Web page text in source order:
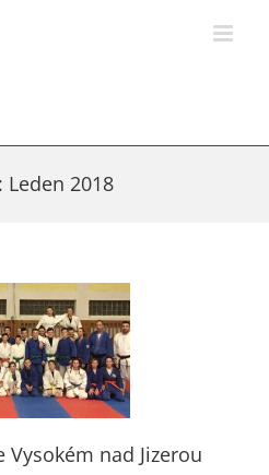
Leden 2018
nad Jizerou